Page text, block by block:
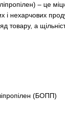
– це
нехарчових
товару, а
(БОПП)